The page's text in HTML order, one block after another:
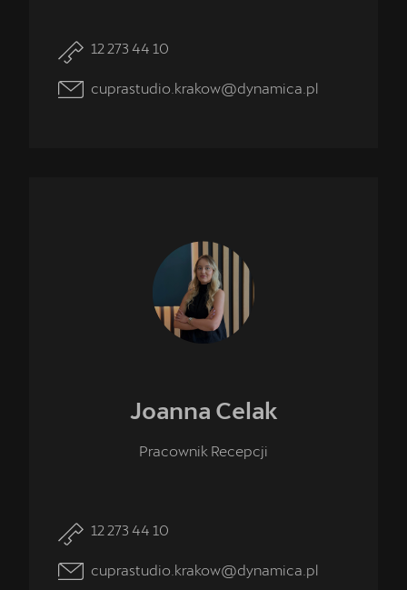
12 273 44 10
cuprastudio.krakow@dynamica.pl
Joanna Celak
Pracownik Recepcji
12 273 44 10
cuprastudio.krakow@dynamica.pl